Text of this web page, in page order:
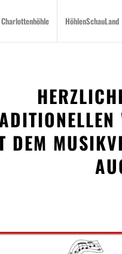
Charlottenhöhle HöhlenSchauLand